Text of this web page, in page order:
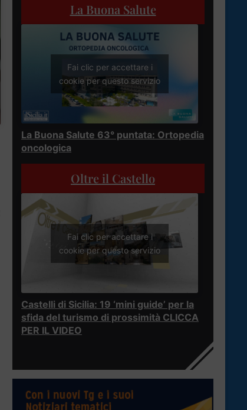
La Buona Salute
Fai clic per accettare i
cookie per questo servizio
La Buona Salute 63° puntata: Ortopedia
oncologica
Oltre il Castello
Fai clic per accettare i
cookie per questo servizio
Castelli di Sicilia: 19 ‘mini guide’ per la
sfida del turismo di prossimità CLICCA
PER IL VIDEO